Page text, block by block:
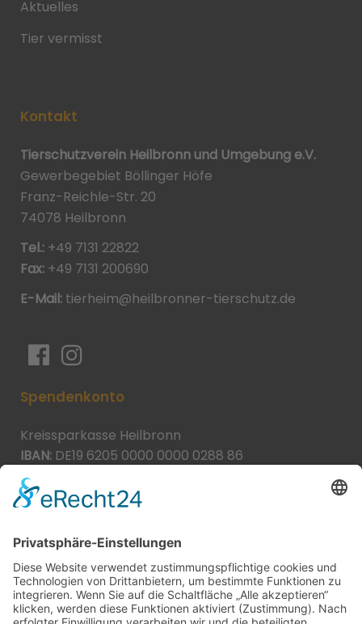
Aktuelles
Tier vermisst
Kontakt
Tierschutzverein Heilbronn und Umgebung e.V.
Gewerbegebiet Böllinger Höfe
Franz-Reichle-Str. 20
74078 Heilbronn
Tel.: +49 7131 22822
Fax: +49 7131 200690
E-Mail: tierheim@heilbronner-tierschutz.de
Spendenkonto
Kreissparkasse Heilbronn
IBAN: DE19 6205 0000 0000 0288 86
BIC:
Spende direkt via PayPal
JETZT SPENDEN
paypal@heilbronner-tierschutz.de